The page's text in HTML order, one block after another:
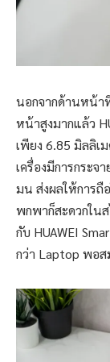
นอกจากด้านหน้
หน้าสูงมากแล้ว
เพียง 6.85 มิลลิเ
เครื่องมีการกระจ
มน ส่งผลให้การถื
พกพาก็สะดวกใน
กับ HUAWEI
กว่า Laptop พอส